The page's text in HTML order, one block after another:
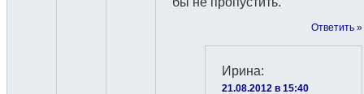
Ответить »
Ирина:
21.08.2012 в 15:40